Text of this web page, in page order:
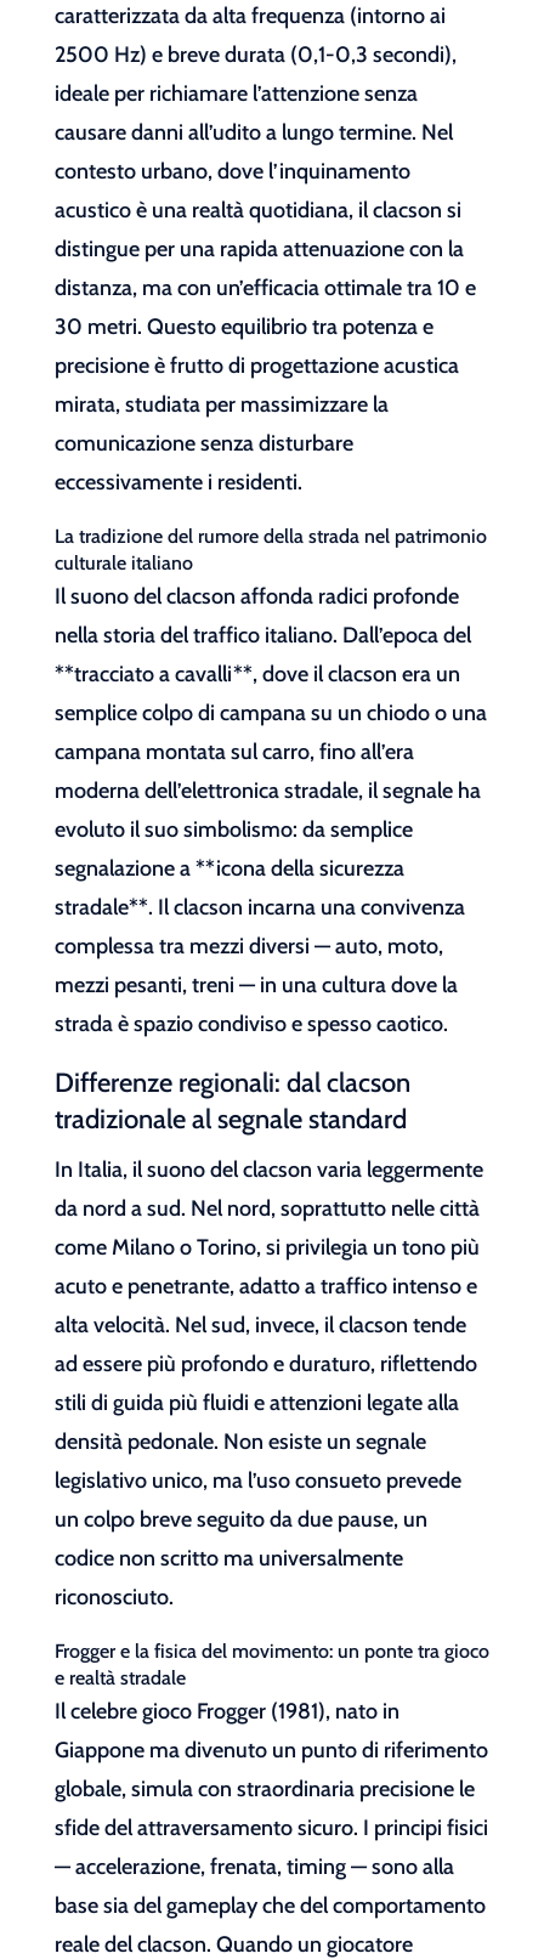
caratterizzata da alta frequenza (intorno ai
2500 Hz) e breve durata (0,1-0,3 secondi),
ideale per richiamare l’attenzione senza
causare danni all’udito a lungo termine. Nel
contesto urbano, dove l’inquinamento
acustico è una realtà quotidiana, il clacson si
distingue per una rapida attenuazione con la
distanza, ma con un’efficacia ottimale tra 10 e
30 metri. Questo equilibrio tra potenza e
precisione è frutto di progettazione acustica
mirata, studiata per massimizzare la
comunicazione senza disturbare
eccessivamente i residenti.
La tradizione del rumore della strada nel patrimonio
culturale italiano
Il suono del clacson affonda radici profonde
nella storia del traffico italiano. Dall’epoca del
**tracciato a cavalli**, dove il clacson era un
semplice colpo di campana su un chiodo o una
campana montata sul carro, fino all’era
moderna dell’elettronica stradale, il segnale ha
evoluto il suo simbolismo: da semplice
segnalazione a **icona della sicurezza
stradale**. Il clacson incarna una convivenza
complessa tra mezzi diversi — auto, moto,
mezzi pesanti, treni — in una cultura dove la
strada è spazio condiviso e spesso caotico.
Differenze regionali: dal clacson
tradizionale al segnale standard
In Italia, il suono del clacson varia leggermente
da nord a sud. Nel nord, soprattutto nelle città
come Milano o Torino, si privilegia un tono più
acuto e penetrante, adatto a traffico intenso e
alta velocità. Nel sud, invece, il clacson tende
ad essere più profondo e duraturo, riflettendo
stili di guida più fluidi e attenzioni legate alla
densità pedonale. Non esiste un segnale
legislativo unico, ma l’uso consueto prevede
un colpo breve seguito da due pause, un
codice non scritto ma universalmente
riconosciuto.
Frogger e la fisica del movimento: un ponte tra gioco
e realtà stradale
Il celebre gioco Frogger (1981), nato in
Giappone ma divenuto un punto di riferimento
globale, simula con straordinaria precisione le
sfide del attraversamento sicuro. I principi fisici
— accelerazione, frenata, timing — sono alla
base sia del gameplay che del comportamento
reale del clacson. Quando un giocatore